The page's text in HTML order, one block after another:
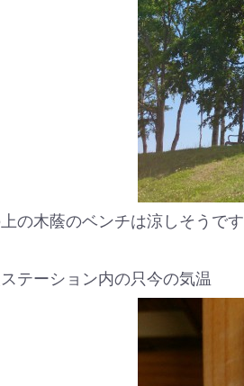
の木蔭のベンチは涼しそうです
テーション内の只今の気温